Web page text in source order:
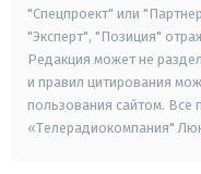
"Спецпроект" или
"Эксперт", "Позиция"
Редакция может не
и правил цитирования
пользования сайтом.
«Телерадиокомпания"